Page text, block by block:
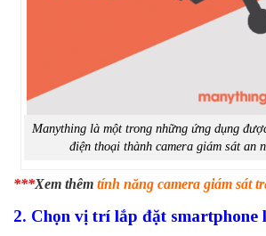
Manything là một trong những ứng dụng
điện thoại thành camera giám sát an
***Xem thêm tính năng camera giám sát
2. Chọn vị trí lắp đặt smartphone